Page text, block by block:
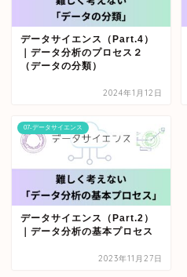
データサイエンス（Part.4）
｜データ分析のプロセス２
（データの分類）
2024年1月12日
07-データサイエンス
データサイエンス（Part.2）
｜データ分析の基本プロセス
2023年11月27日